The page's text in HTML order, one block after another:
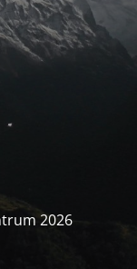
2026